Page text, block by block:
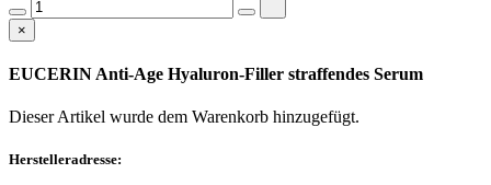
×
EUCERIN Anti-Age Hyaluron-Filler straffendes Serum
Dieser Artikel wurde dem Warenkorb hinzugefügt.
Herstelleradresse: